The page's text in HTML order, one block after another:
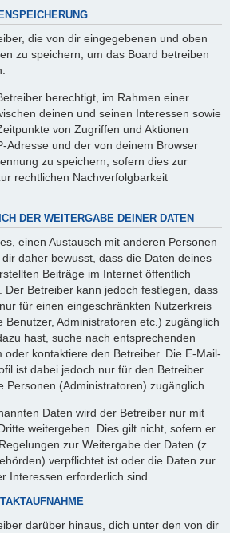
die von dir eingegebenen und oben
zu speichern, um das Board betreiben
berechtigt, im Rahmen einer
deinen und seinen Interessen sowie
von Zugriffen und Aktionen
Adresse und der von deinem Browser
zu speichern, sofern dies zur
rechtlichen Nachverfolgbarkeit
DER WEITERGABE DEINER DATEN
einen Austausch mit anderen Personen
daher bewusst, dass die Daten deines
Beiträge im Internet öffentlich
Der Betreiber kann jedoch festlegen, dass
für einen eingeschränkten Nutzerkreis
Benutzer, Administratoren etc.) zugänglich
hast, suche nach entsprechenden
oder kontaktiere den Betreiber. Die E-Mail-
ist dabei jedoch nur für den Betreiber
Personen (Administratoren) zugänglich.
Daten wird der Betreiber nur mit
weitergeben. Dies gilt nicht, sofern er
zur Weitergabe der Daten (z.
verpflichtet ist oder die Daten zur
Interessen erforderlich sind.
darüber hinaus, dich unter den von dir